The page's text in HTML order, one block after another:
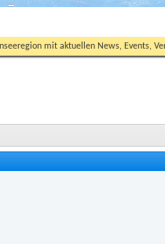
mit aktuellen News, Events,